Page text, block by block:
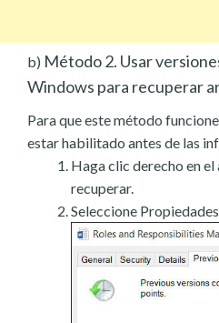
b) Método 2. Usar
Windows para recuperar
Para que este método
estar habilitado antes de las
Haga clic derecho en el
recuperar.
Seleccione